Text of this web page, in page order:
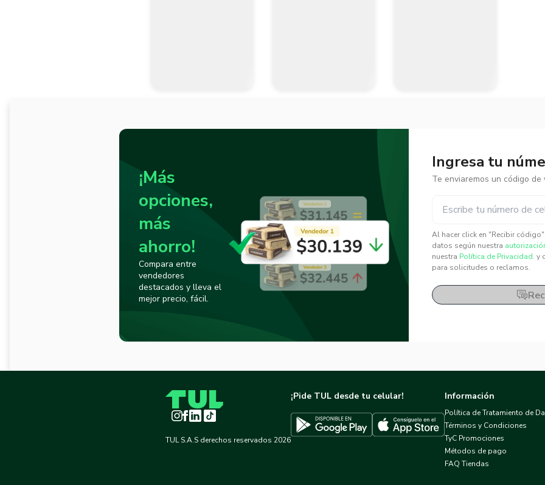
¡Más
opciones,
más
ahorro!
Compara entre
vendedores
destacados y lleva el
mejor precio, fácil.
Ingresa tu
Te enviaremos un código de
Al hacer click en "Recibir
datos según nuestra
nuestra Política de Privacidad. y
para solicitudes o reclamos.
Instagram
Facebook
LinkedInTikTok
TUL S.A.S derechos reservados 2026
¡Pide TUL desde tu celular!
Descargar TUL en Google PlayDescargar TUL en App Store
Información
Política de Tratamiento de
Términos y Condiciones
TyC Promociones
Métodos de pago
FAQ Tiendas